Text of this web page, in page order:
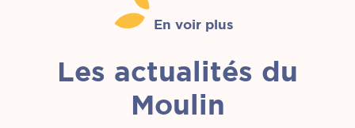
En voir plus
Les actualités du
Moulin